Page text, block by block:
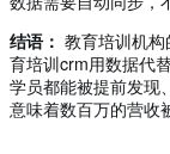
结语： 教育培训机
育培训crm用数据代
学员都能被提前发现
意味着数百万的营收